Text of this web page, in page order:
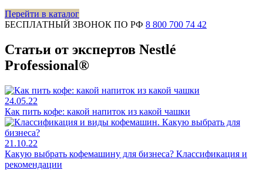
Перейти в каталог
БЕСПЛАТНЫЙ ЗВОНОК ПО РФ 8 800 700 74 42
Статьи от экспертов Nestlé
Professional®
24.05.22
Как пить кофе: какой напиток из какой чашки
21.10.22
Какую выбрать кофемашину для бизнеса? Классификация и
рекомендации